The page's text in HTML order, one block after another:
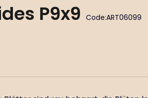
P9x9 Code:ART06099